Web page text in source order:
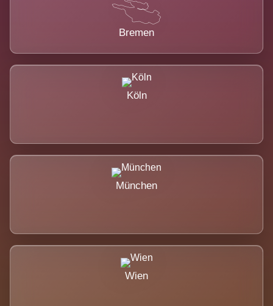
Bremen
Köln
München
Wien